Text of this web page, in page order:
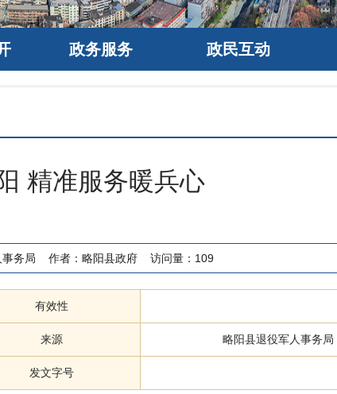
政务服务 政民互动
精准服务暖兵心
务局 作者： 略阳县政府 访问量： 109
有效性
来源 略阳县退役军人事务局
发文字号